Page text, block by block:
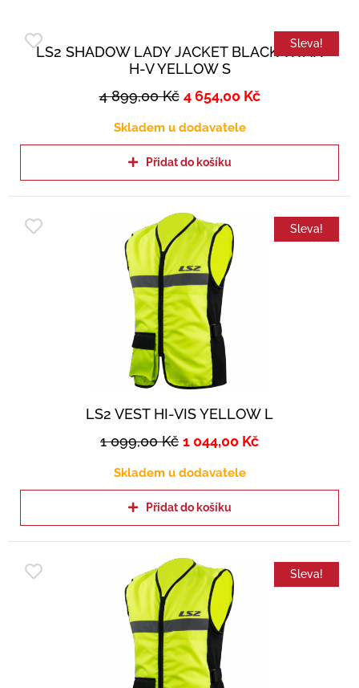
Sleva!
LS2 SHADOW LADY JACKET BLACK TITAN
H-V YELLOW S
4 899,00Kč 4 654,00 Kč
Skladem u dodavatele
Přidat do košíku
Sleva!
LS2 VEST HI-VIS YELLOW L
1 099,00Kč 1 044,00 Kč
Skladem u dodavatele
Přidat do košíku
Sleva!